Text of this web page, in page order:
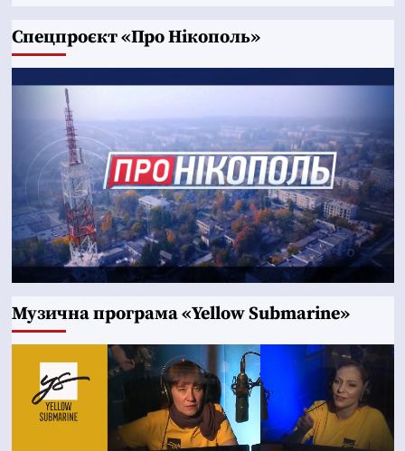
Cпецпроєкт «Про Нікополь»
Музична програма «Yellow Submarine»